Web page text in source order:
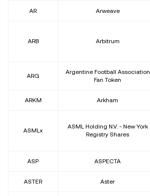
AR Arweave
ARB Arbitrum
ARG
Argentine Football Association
Fan Token
ARKM Arkham
ASMLx
ASML Holding N.V. - New York
Registry Shares
ASP ASPECTA
ASTER Aster